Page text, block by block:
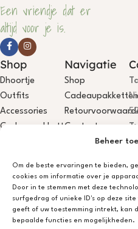
Beheer
Om de beste ervaringen te bieden,
cookies om informatie over je
Door in te stemmen met deze
surfgedrag of unieke ID's op deze
geeft of uw toestemming intrekt, kan
bepaalde functies en mogelijkheden.
Een vriendje dat er
altijd voor je is.
Shop
Dhoortje
Outfits
Accessories
Cadeaupakketten
Navigatie
Shop
Cadeaupakketten
Contact
T:
E: